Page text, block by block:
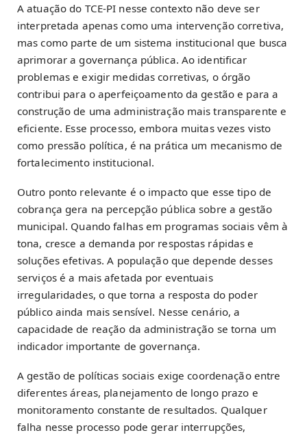
A atuação do TCE-PI nesse contexto não deve ser
interpretada apenas como uma intervenção corretiva,
mas como parte de um sistema institucional que busca
aprimorar a governança pública. Ao identificar
problemas e exigir medidas corretivas, o órgão
contribui para o aperfeiçoamento da gestão e para a
construção de uma administração mais transparente e
eficiente. Esse processo, embora muitas vezes visto
como pressão política, é na prática um mecanismo de
fortalecimento institucional.
Outro ponto relevante é o impacto que esse tipo de
cobrança gera na percepção pública sobre a gestão
municipal. Quando falhas em programas sociais vêm à
tona, cresce a demanda por respostas rápidas e
soluções efetivas. A população que depende desses
serviços é a mais afetada por eventuais
irregularidades, o que torna a resposta do poder
público ainda mais sensível. Nesse cenário, a
capacidade de reação da administração se torna um
indicador importante de governança.
A gestão de políticas sociais exige coordenação entre
diferentes áreas, planejamento de longo prazo e
monitoramento constante de resultados. Qualquer
falha nesse processo pode gerar interrupções,